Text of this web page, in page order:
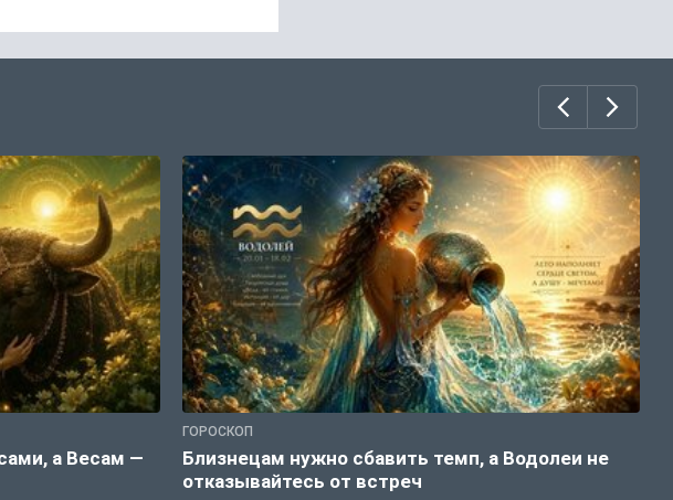
а Весам —
ГОРОСКОП
Близнецам нужно сбавить темп, а Водолеи не
отказывайтесь от встреч